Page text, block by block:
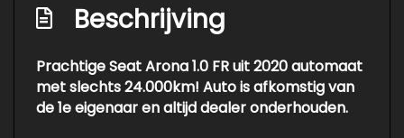
Mistlampen voor adaptief
Parkeer assistent
Parkeersensor achter
Parkeersensor voor
Beschrijving
Prachtige Seat Arona 1.0 FR uit 2020 automaat
met slechts 24.000km! Auto is afkomstig van
de 1e eigenaar en altijd dealer onderhouden.